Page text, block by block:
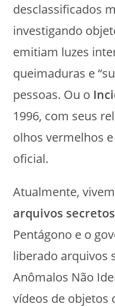
desclassificados
investigando
emitiam luzes
queimaduras e
pessoas. Ou o
1996, com seus
olhos vermelhos
oficial.
Atualmente,
arquivos
Pentágono e o
liberado arquivos
Anômalos Não
vídeos de objetos